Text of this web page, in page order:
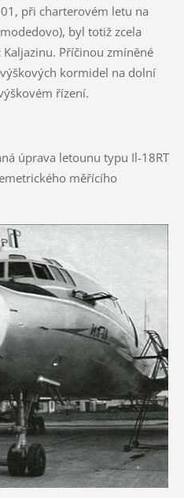
při charterovém letu na
byl totiž zcela
Příčinou zmíněné
kormidel na dolní
řízení.
úprava letounu typu Il-18RT
měřícího